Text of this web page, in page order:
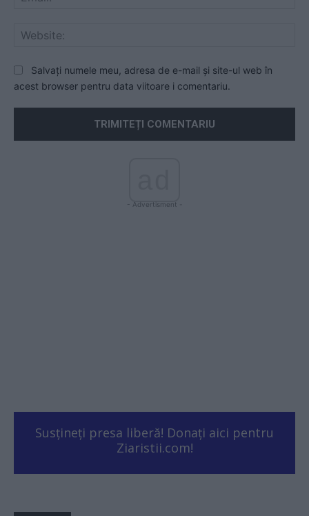
Salvați numele meu, adresa de e-mail și site-ul web în
acest browser pentru data viitoare i comentariu.
- Advertisment -
Susțineți presa liberă! Donați aici pentru
Ziaristii.com!